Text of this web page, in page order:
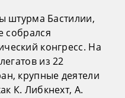
штурма Бастилии,
собрался
конгресс. На
из 22
крупные деятели
К. Либкнехт, А.